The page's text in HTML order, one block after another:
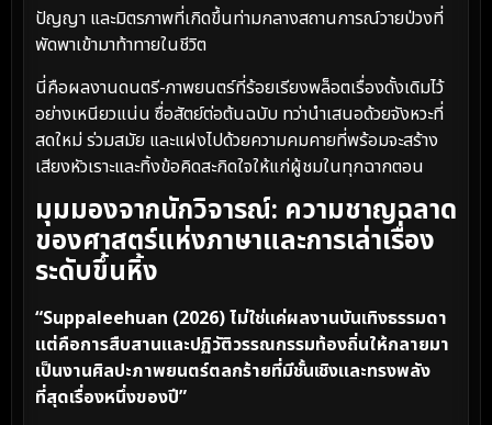
ปัญญา และมิตรภาพที่เกิดขึ้นท่ามกลางสถานการณ์วายป่วงที่
พัดพาเข้ามาท้าทายในชีวิต
นี่คือผลงานดนตรี-ภาพยนตร์ที่ร้อยเรียงพล็อตเรื่องดั้งเดิมไว้
อย่างเหนียวแน่น ซื่อสัตย์ต่อต้นฉบับ ทว่านำเสนอด้วยจังหวะที่
สดใหม่ ร่วมสมัย และแฝงไปด้วยความคมคายที่พร้อมจะสร้าง
เสียงหัวเราะและทิ้งข้อคิดสะกิดใจให้แก่ผู้ชมในทุกฉากตอน
มุมมองจากนักวิจารณ์: ความชาญฉลาด
ของศาสตร์แห่งภาษาและการเล่าเรื่อง
ระดับขึ้นหิ้ง
“Suppaleehuan (2026) ไม่ใช่แค่ผลงานบันเทิงธรรมดา
แต่คือการสืบสานและปฏิวัติวรรณกรรมท้องถิ่นให้กลายมา
เป็นงานศิลปะภาพยนตร์ตลกร้ายที่มีชั้นเชิงและทรงพลัง
ที่สุดเรื่องหนึ่งของปี”